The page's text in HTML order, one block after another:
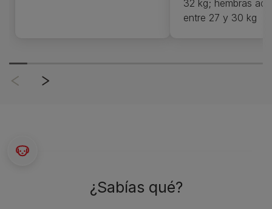
32 kg; hembras
entre 27 y 30 kg
¿Sabías qué?